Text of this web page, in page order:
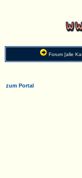
Forum [alle
zum Portal